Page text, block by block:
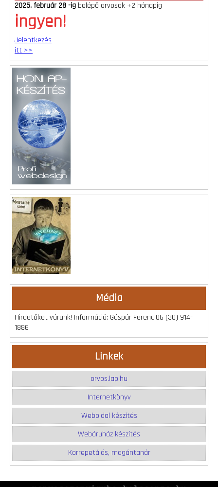
2025. február 28 -ig belépő orvosok +2 hónapig
ingyen!
Jelentkezés
itt >>
Média
Hirdetőket várunk! Információ: Gáspár Ferenc 06 (30) 914-
1886
Linkek
orvos.lap.hu
Internetkönyv
Weboldal készítés
Webáruház készítés
Korrepetálás, magántanár